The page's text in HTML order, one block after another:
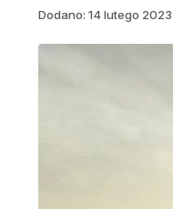
Dodano: 14lutego 2023